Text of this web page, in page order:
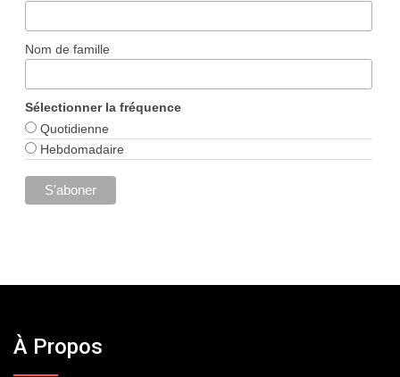
Nom de famille
Sélectionner la fréquence
Quotidienne
Hebdomadaire
À Propos